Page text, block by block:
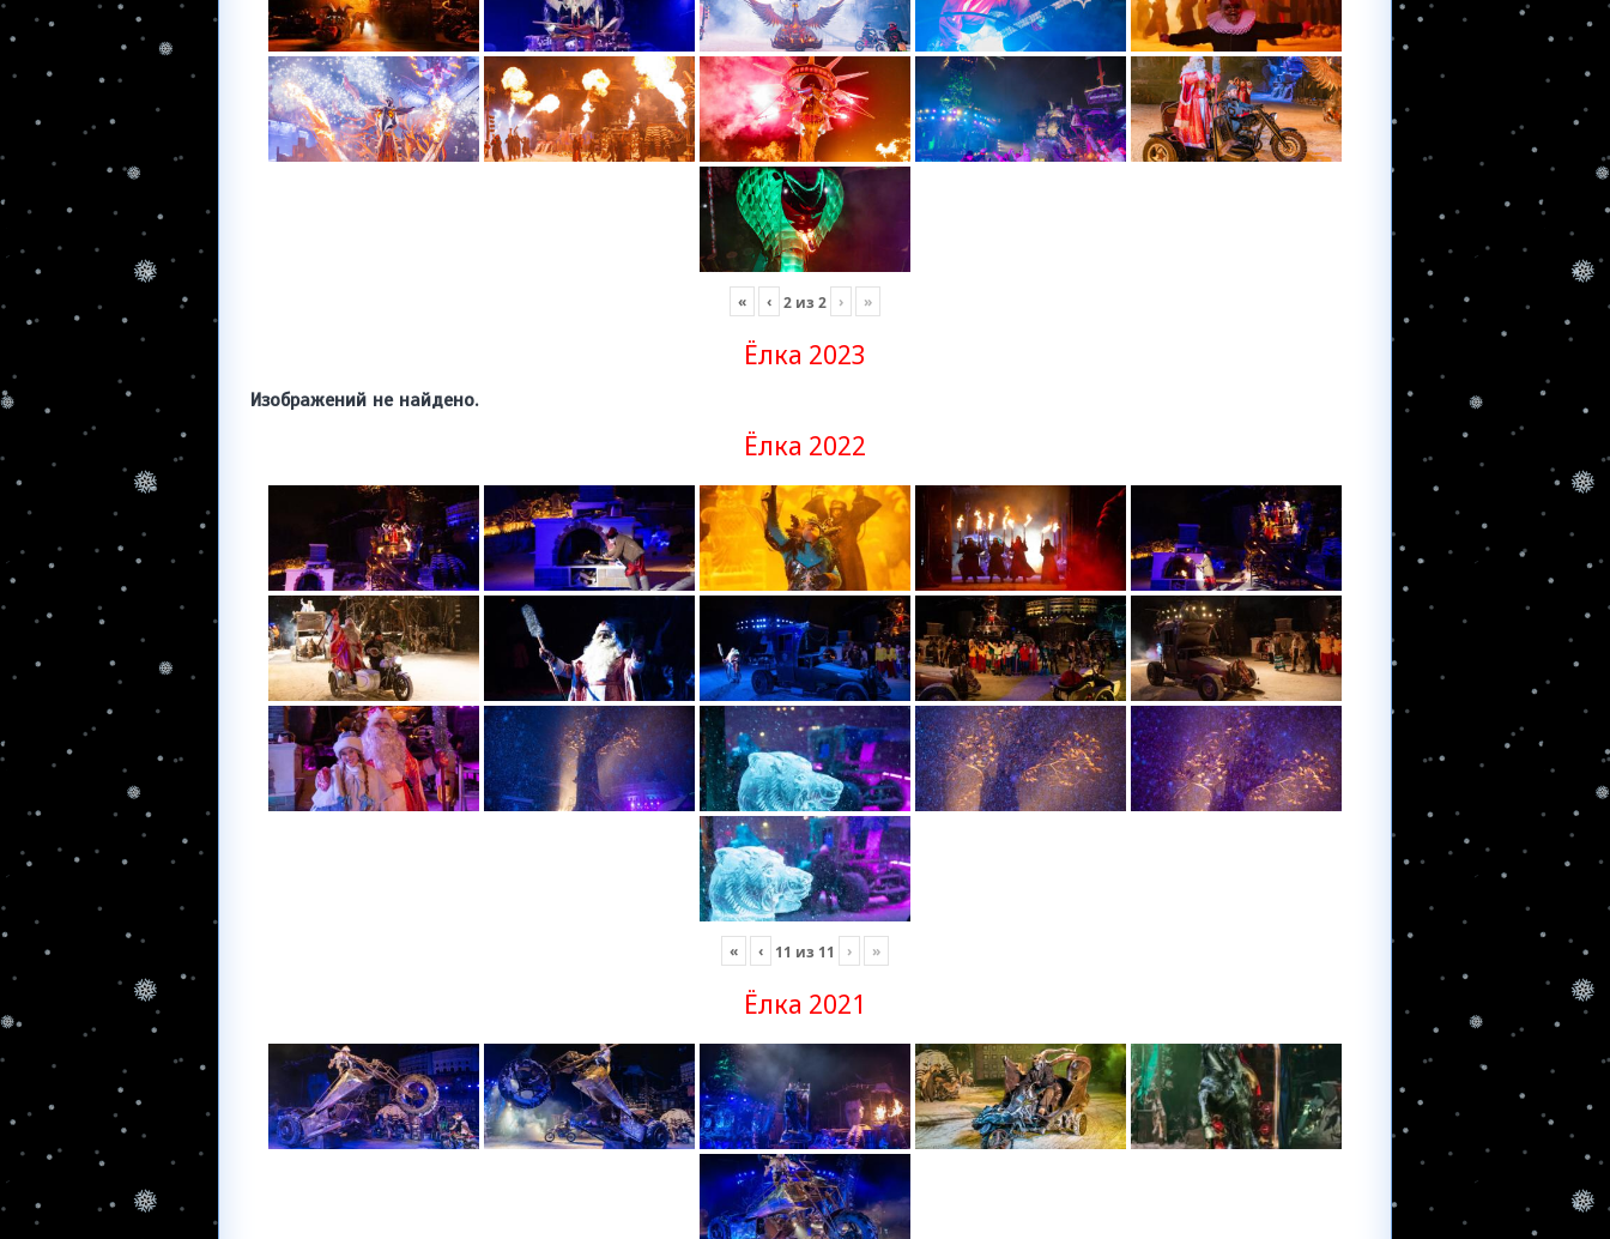
« ‹ 2 из 2 › »
Ёлка 2023
Изображений не найдено.
Ёлка 2022
« ‹ 11 из 11 › »
Ёлка 2021